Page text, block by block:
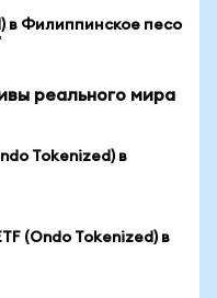
в Филиппинское песо
реального мира
Tokenized) в
(Ondo Tokenized) в